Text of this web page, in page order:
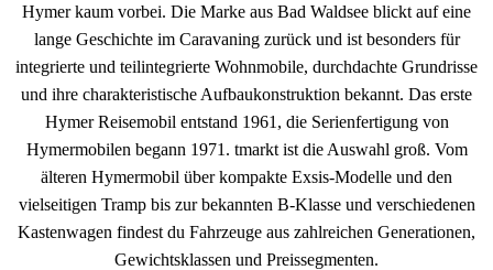
Hymer kaum vorbei. Die Marke aus Bad Waldsee blickt auf eine
lange Geschichte im Caravaning zurück und ist besonders für
integrierte und teilintegrierte Wohnmobile, durchdachte Grundrisse
und ihre charakteristische Aufbaukonstruktion bekannt. Das erste
Hymer Reisemobil entstand 1961, die Serienfertigung von
Hymermobilen begann 1971. tmarkt ist die Auswahl groß. Vom
älteren Hymermobil über kompakte Exsis-Modelle und den
vielseitigen Tramp bis zur bekannten B-Klasse und verschiedenen
Kastenwagen findest du Fahrzeuge aus zahlreichen Generationen,
Gewichtsklassen und Preissegmenten.